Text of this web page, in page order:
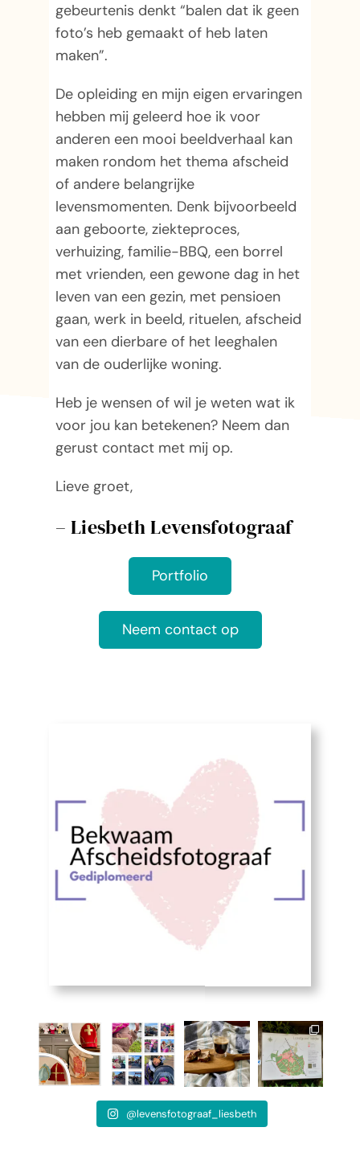
gebeurtenis denkt “balen dat ik geen
foto’s heb gemaakt of heb laten
maken”.
De opleiding en mijn eigen ervaringen
hebben mij geleerd hoe ik voor
anderen een mooi beeldverhaal kan
maken rondom het thema afscheid
of andere belangrijke
levensmomenten. Denk bijvoorbeeld
aan geboorte, ziekteproces,
verhuizing, familie-BBQ, een borrel
met vrienden, een gewone dag in het
leven van een gezin, met pensioen
gaan, werk in beeld, rituelen, afscheid
van een dierbare of het leeghalen
van de ouderlijke woning.
Heb je wensen of wil je weten wat ik
voor jou kan betekenen? Neem dan
gerust contact met mij op.
Lieve groet,
– Liesbeth Levensfotograaf
Portfolio
Neem contact op
@levensfotograaf_liesbeth